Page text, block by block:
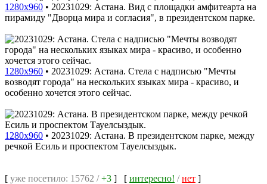
1280x960 • 20231029: Астана. Вид с площадки амфитеарта на
пирамиду "Дворца мира и согласия", в президентском парке.
1280x960 • 20231029: Астана. Стела с надписью "Мечты
возводят города" на нескольких языках мира - красиво, и
особенно хочется этого сейчас.
1280x960 • 20231029: Астана. В президентском парке, между
речкой Есиль и проспектом Тауелсыздык.
[ уже посетило: 15762 /+3 ] [ интересно! /нет ]